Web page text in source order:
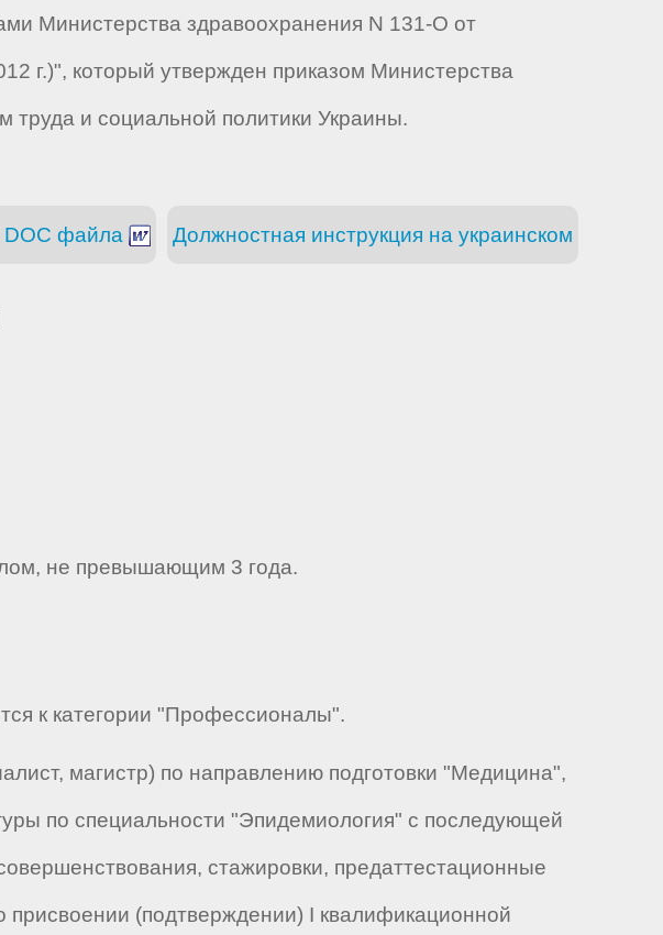
Министерства здравоохранения N 131-О от
г.)", который утвержден приказом Министерства
труда и социальной политики Украины.
Должностная инструкция на украинском
DOC файла
не превышающим 3 года.
к категории "Профессионалы".
магистр) по направлению подготовки "Медицина",
по специальности "Эпидемиология" с последующей
стажировки, предаттестационные
присвоении (подтверждении) I квалификационной